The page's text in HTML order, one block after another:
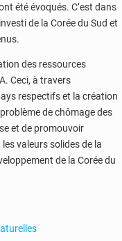
été évoqués. C’est dans
de la Corée du Sud et
des ressources
Ceci, à travers
respectifs et la création
de chômage des
et de promouvoir
valeurs solides de la
de la Corée du